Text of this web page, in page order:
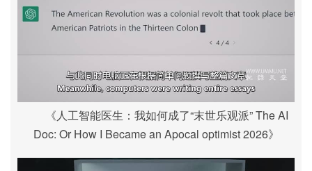
《人工智能医生：我如何成了“末世乐观派” The AI
Doc: Or How I Became an Apocal optimist 2026》